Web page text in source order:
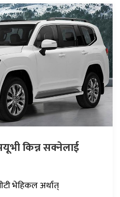
किन्न सक्नेलाई
भेहिकल अर्थात्